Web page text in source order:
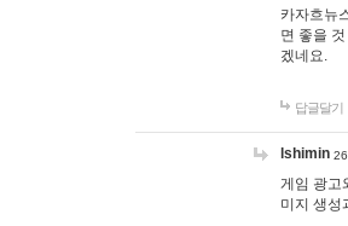
카자흐뉴
면 좋을
겠네요.
답글달기
lshimin
게임 광고
미지 생성